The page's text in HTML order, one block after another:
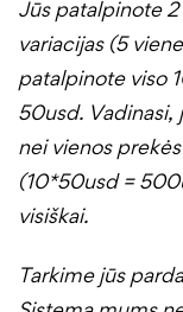
Jūs patalpinote
variacijas (5
patalpinote viso
50usd.
nei vienos
(10*50usd =
visiškai.
Tarkime jūs